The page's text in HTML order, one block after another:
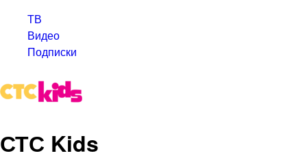
ТВ
Видео
Подписки
СТС Kids